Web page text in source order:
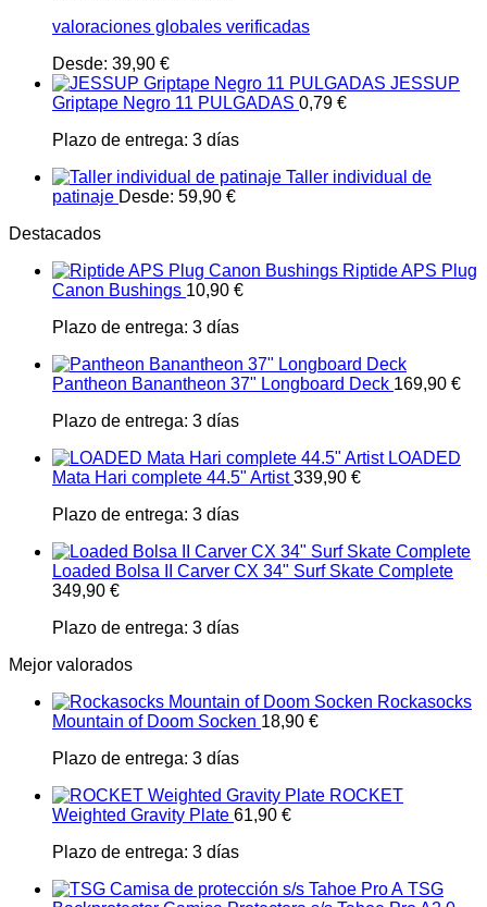
valoraciones globales verificadas
Desde: 39,90 €
JESSUP
Griptape Negro 11 PULGADAS 0,79 €
Plazo de entrega: 3 días
Taller individual de
patinaje Desde: 59,90 €
Destacados
Riptide APS Plug
Canon Bushings 10,90 €
Plazo de entrega: 3 días
Pantheon Banantheon 37" Longboard Deck 169,90 €
Plazo de entrega: 3 días
LOADED
Mata Hari complete 44.5" Artist 339,90 €
Plazo de entrega: 3 días
Loaded Bolsa II Carver CX 34" Surf Skate Complete
349,90 €
Plazo de entrega: 3 días
Mejor valorados
Rockasocks
Mountain of Doom Socken 18,90 €
Plazo de entrega: 3 días
ROCKET
Weighted Gravity Plate 61,90 €
Plazo de entrega: 3 días
TSG